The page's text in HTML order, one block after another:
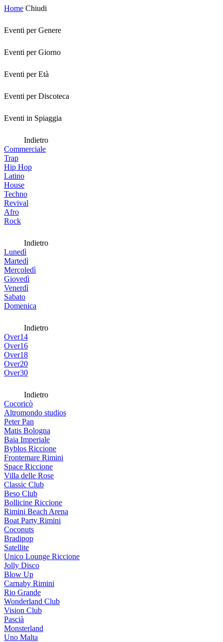
Home Chiudi
Eventi per Genere
Eventi per Giorno
Eventi per Età
Eventi per Discoteca
Eventi in Spiaggia
Indietro
Commerciale
Trap
Hip Hop
Latino
House
Techno
Revival
Afro
Rock
Indietro
Lunedì
Martedì
Mercoledì
Giovedì
Venerdì
Sabato
Domenica
Indietro
Over14
Over16
Over18
Over20
Over30
Indietro
Cocoricò
Altromondo studios
Peter Pan
Matis Bologna
Baia Imperiale
Byblos Riccione
Frontemare Rimini
Space Riccione
Villa delle Rose
Classic Club
Beso Club
Bollicine Riccione
Rimini Beach Arena
Boat Party Rimini
Coconuts
Bradipop
Satellite
Unico Lounge Riccione
Jolly Disco
Blow Up
Carnaby Rimini
Rio Grande
Wonderland Club
Vision Club
Pascià
Monsterland
Uno Malta